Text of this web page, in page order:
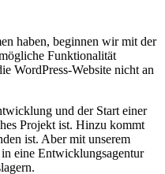
haben, beginnen wir mit der
Funktionalität
WordPress-Website nicht an
und der Start einer
Projekt ist. Hinzu kommt
ist. Aber mit unserem
eine Entwicklungsagentur